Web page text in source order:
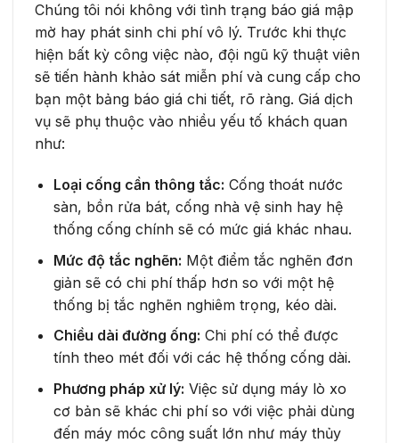
Chúng tôi nói không với tình trạng báo giá mập
mờ hay phát sinh chi phí vô lý. Trước khi thực
hiện bất kỳ công việc nào, đội ngũ kỹ thuật viên
sẽ tiến hành khảo sát miễn phí và cung cấp cho
bạn một bảng báo giá chi tiết, rõ ràng. Giá dịch
vụ sẽ phụ thuộc vào nhiều yếu tố khách quan
như:
Loại cống cần thông tắc: Cống thoát nước
sàn, bồn rửa bát, cống nhà vệ sinh hay hệ
thống cống chính sẽ có mức giá khác nhau.
Mức độ tắc nghẽn: Một điểm tắc nghẽn đơn
giản sẽ có chi phí thấp hơn so với một hệ
thống bị tắc nghẽn nghiêm trọng, kéo dài.
Chiều dài đường ống: Chi phí có thể được
tính theo mét đối với các hệ thống cống dài.
Phương pháp xử lý: Việc sử dụng máy lò xo
cơ bản sẽ khác chi phí so với việc phải dùng
đến máy móc công suất lớn như máy thủy